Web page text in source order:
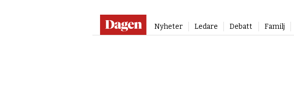
Nyheter Ledare Debatt Familj